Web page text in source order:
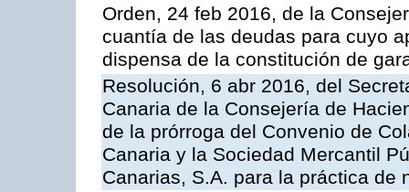
Orden, 24 feb 2016, de la
cuantía de las deudas para cuyo
dispensa de la constitución de
Resolución, 6 abr 2016, del
Canaria de la Consejería de
de la prórroga del Convenio de
Canaria y la Sociedad Mercantil
Canarias, S.A. para la práctica de